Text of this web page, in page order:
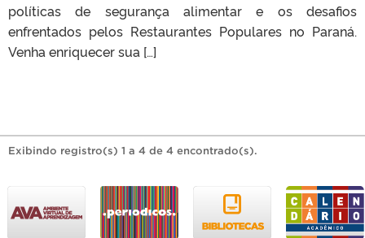
políticas de segurança alimentar e os desafios
enfrentados pelos Restaurantes Populares no Paraná.
Venha enriquecer sua […]
Exibindo registro(s) 1 a 4 de 4 encontrado(s).